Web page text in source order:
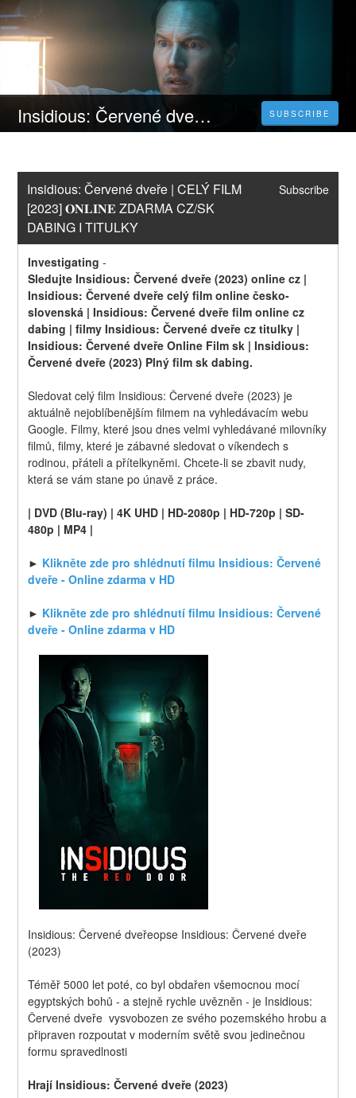
Insidious: Červené dveře | CELÝ FILM [2023] 𝐎𝐍𝐋𝐈𝐍𝐄 ZDARMA CZ/SK DABING I TITULKY SUBSCRIBE
Insidious: Červené dveře | CELÝ FILM
[2023] 𝐎𝐍𝐋𝐈𝐍𝐄 ZDARMA CZ/SK
DABING I TITULKY
Subscribe
Investigating -
Sledujte Insidious: Červené dveře (2023) online cz |
Insidious: Červené dveře celý film online česko-
slovenská | Insidious: Červené dveře film online cz
dabing | filmy Insidious: Červené dveře cz titulky |
Insidious: Červené dveře Online Film sk | Insidious:
Červené dveře (2023) Plný film sk dabing.
Sledovat celý film Insidious: Červené dveře (2023) je
aktuálně nejoblíbenějším filmem na vyhledávacím webu
Google. Filmy, které jsou dnes velmi vyhledávané milovníky
filmů, filmy, které je zábavné sledovat o víkendech s
rodinou, přáteli a přítelkyněmi. Chcete-li se zbavit nudy,
která se vám stane po únavě z práce.
| DVD (Blu-ray) | 4K UHD | HD-2080p | HD-720p | SD-
480p | MP4 |
► Klikněte zde pro shlédnutí filmu Insidious: Červené
dveře - Online zdarma v HD
► Klikněte zde pro shlédnutí filmu Insidious: Červené
dveře - Online zdarma v HD
Insidious: Červené dveřeopse Insidious: Červené dveře
(2023)
Téměř 5000 let poté, co byl obdařen všemocnou mocí
egyptských bohů - a stejně rychle uvězněn - je Insidious:
Červené dveře  vysvobozen ze svého pozemského hrobu a
připraven rozpoutat v moderním světě svou jedinečnou
formu spravedlnosti
Hrají Insidious: Červené dveře (2023)